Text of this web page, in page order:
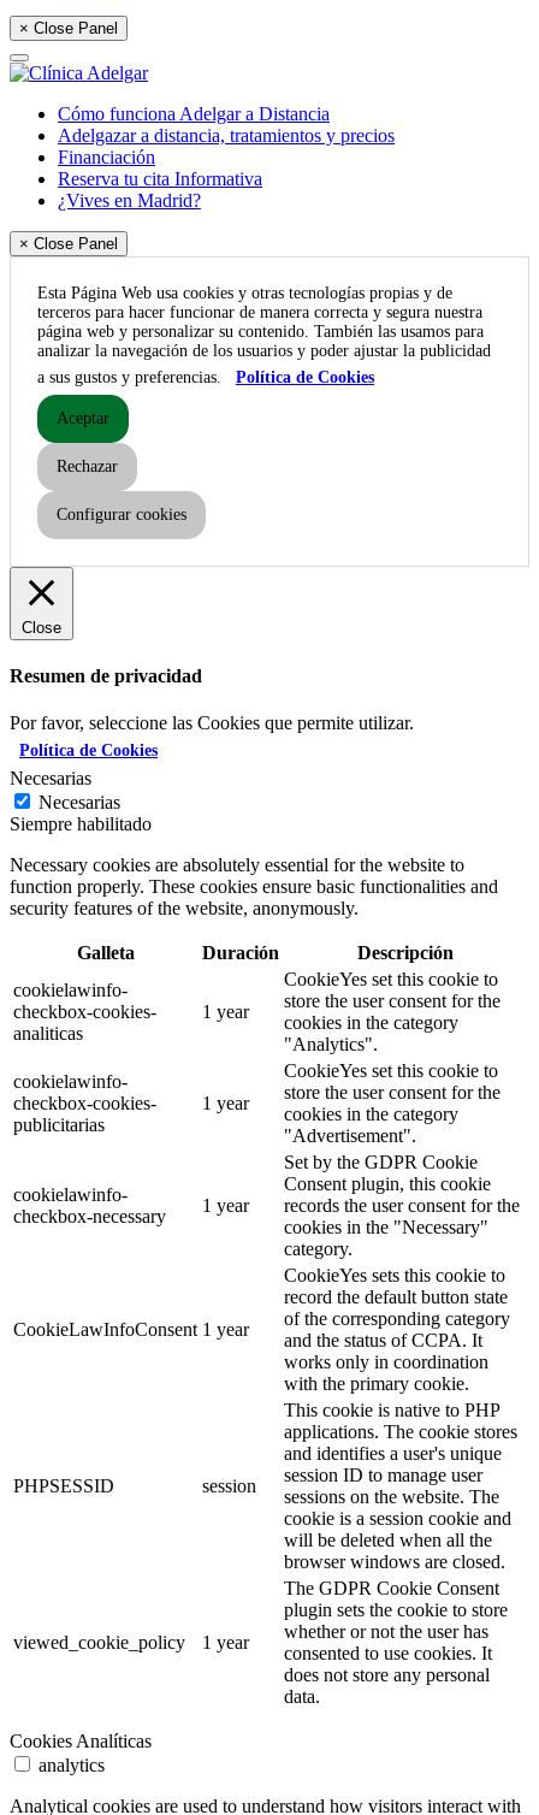
× Close Panel
Cómo funciona Adelgar a Distancia
Adelgazar a distancia, tratamientos y precios
Financiación
Reserva tu cita Informativa
¿Vives en Madrid?
× Close Panel
Esta Página Web usa cookies y otras tecnologías propias y de
terceros para hacer funcionar de manera correcta y segura nuestra
página web y personalizar su contenido. También las usamos para
analizar la navegación de los usuarios y poder ajustar la publicidad
a sus gustos y preferencias.
Política de Cookies
Aceptar
Rechazar
Configurar cookies
Close
Resumen de privacidad
Por favor, seleccione las Cookies que permite utilizar.
Política de Cookies
Necesarias
Necesarias
Siempre habilitado
Necessary cookies are absolutely essential for the website to
function properly. These cookies ensure basic functionalities and
security features of the website, anonymously.
Galleta Duración
Descripción
cookielawinfo-
checkbox-cookies-
analiticas
1 year
CookieYes set this cookie to
store the user consent for the
cookies in the category
"Analytics".
cookielawinfo-
checkbox-cookies-
publicitarias
1 year
CookieYes set this cookie to
store the user consent for the
cookies in the category
"Advertisement".
cookielawinfo-
checkbox-necessary
1 year
Set by the GDPR Cookie
Consent plugin, this cookie
records the user consent for the
cookies in the "Necessary"
category.
CookieLawInfoConsent 1 year
CookieYes sets this cookie to
record the default button state
of the corresponding category
and the status of CCPA. It
works only in coordination
with the primary cookie.
PHPSESSID session
This cookie is native to PHP
applications. The cookie stores
and identifies a user's unique
session ID to manage user
sessions on the website. The
cookie is a session cookie and
will be deleted when all the
browser windows are closed.
viewed_cookie_policy 1 year
The GDPR Cookie Consent
plugin sets the cookie to store
whether or not the user has
consented to use cookies. It
does not store any personal
data.
Cookies Analíticas
analytics
Analytical cookies are used to understand how visitors interact with